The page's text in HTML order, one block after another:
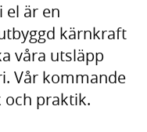
el är en
kärnkraft
våra utsläpp
Vår kommande
praktik.